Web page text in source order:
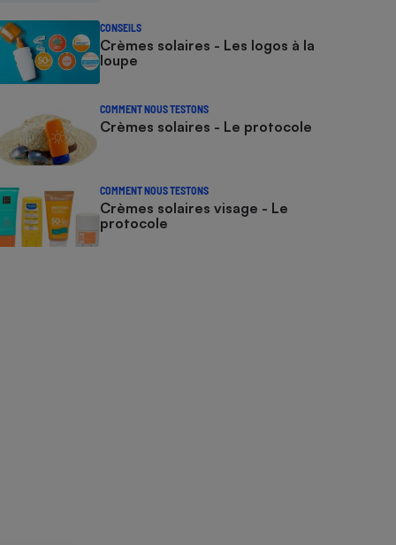
CONSEILS
Crèmes solaires - Les logos à la
loupe
COMMENT NOUS TESTONS
Crèmes solaires - Le protocole
COMMENT NOUS TESTONS
Crèmes solaires visage - Le
protocole